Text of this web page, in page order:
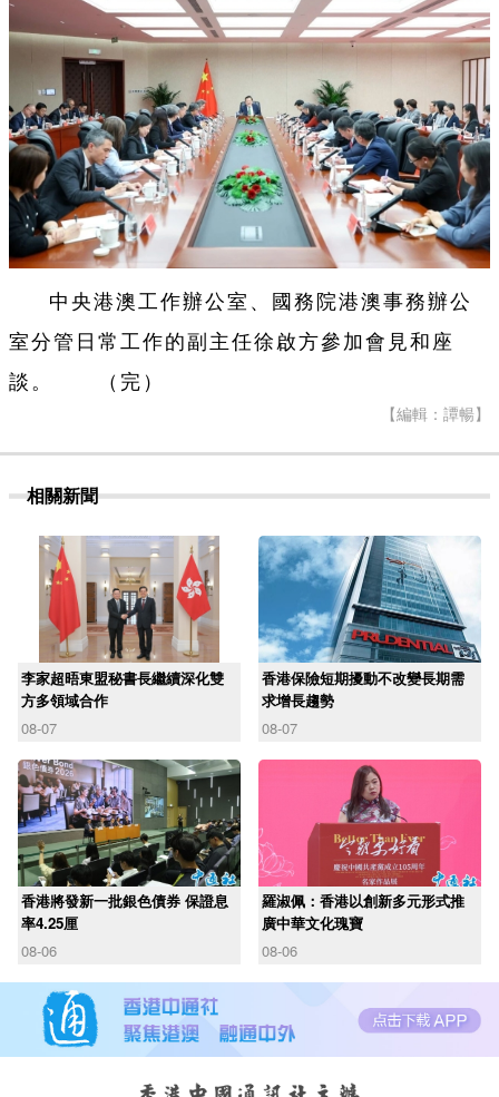
中央港澳工作辦公室、國務院港澳事務辦公
室分管日常工作的副主任徐啟方參加會見和座
談。 （完）
【編輯：譚暢】
相關新聞
李家超晤東盟秘書長繼續深化雙
方多領域合作
08-07
香港保險短期擾動不改變長期需
求增長趨勢
08-07
香港將發新一批銀色債券 保證息
率4.25厘
08-06
羅淑佩：香港以創新多元形式推
廣中華文化瑰寶
08-06